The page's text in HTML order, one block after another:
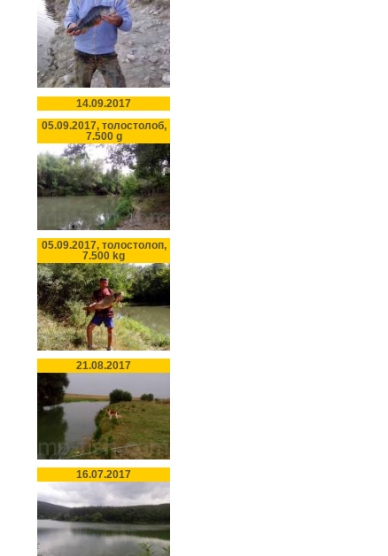
14.09.2017
05.09.2017, толостолоб,
7.500 g
05.09.2017, толостолоп,
7.500 kg
21.08.2017
16.07.2017